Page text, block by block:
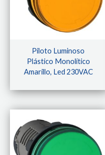
Piloto Luminoso
Plástico Monolítico
Amarillo, Led 230VAC